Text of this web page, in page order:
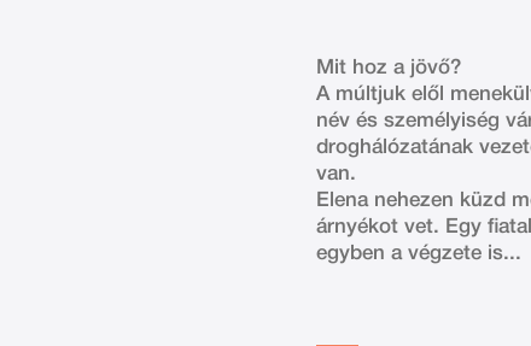
Mit hoz a jövő?
A múltjuk elől
név és személyiség
droghálózatának
van.
Elena nehezen küzd
árnyékot vet. Egy
egyben a végzete is...